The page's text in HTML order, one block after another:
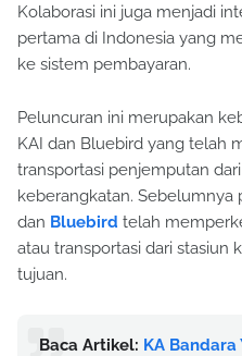
Kolaborasi ini juga menjadi
pertama di Indonesia yang
ke sistem pembayaran.
Peluncuran ini merupakan
KAI dan Bluebird yang telah
transportasi penjemputan
keberangkatan. Sebelumnya
dan Bluebird telah
atau transportasi dari stasiun
tujuan.
Baca Artikel: KA Bandara